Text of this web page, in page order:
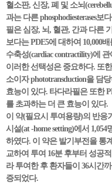
혈소판, 신장, 폐 및 소뇌
과는 다른 phosphodiesterases
필은 심장, 뇌, 혈관, 간과 다른
보다는 PDE5에 대하여 10,000
수축성(cardiac contractility)에
이러한 선택성은 중요하다. 또
소이자 phototransduction을 담
효능이 있다. 타다라필은 또한
를 초과하는 더 큰 효능이 있다.
이 약(필요시 투여용량)의 반응
시설(at -home setting)에서
하였다. 이 약은 발기부전을 통
교하여 투여 16분 후부터 성공
라 투여한 후 환자들이 36시간
증되었다.